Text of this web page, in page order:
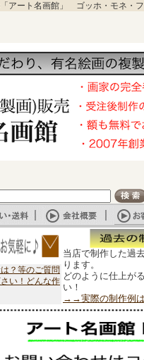
アート名画館」 ゴッホ・モネ・
？等のご質問
い！どんな作
当店で制作した過
ります。
どのように仕上が
い！
→→実際の制作例